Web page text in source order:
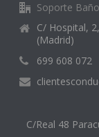
Soporte
C/ Hospital,
(Madrid)
699 608 072
C/Real 48